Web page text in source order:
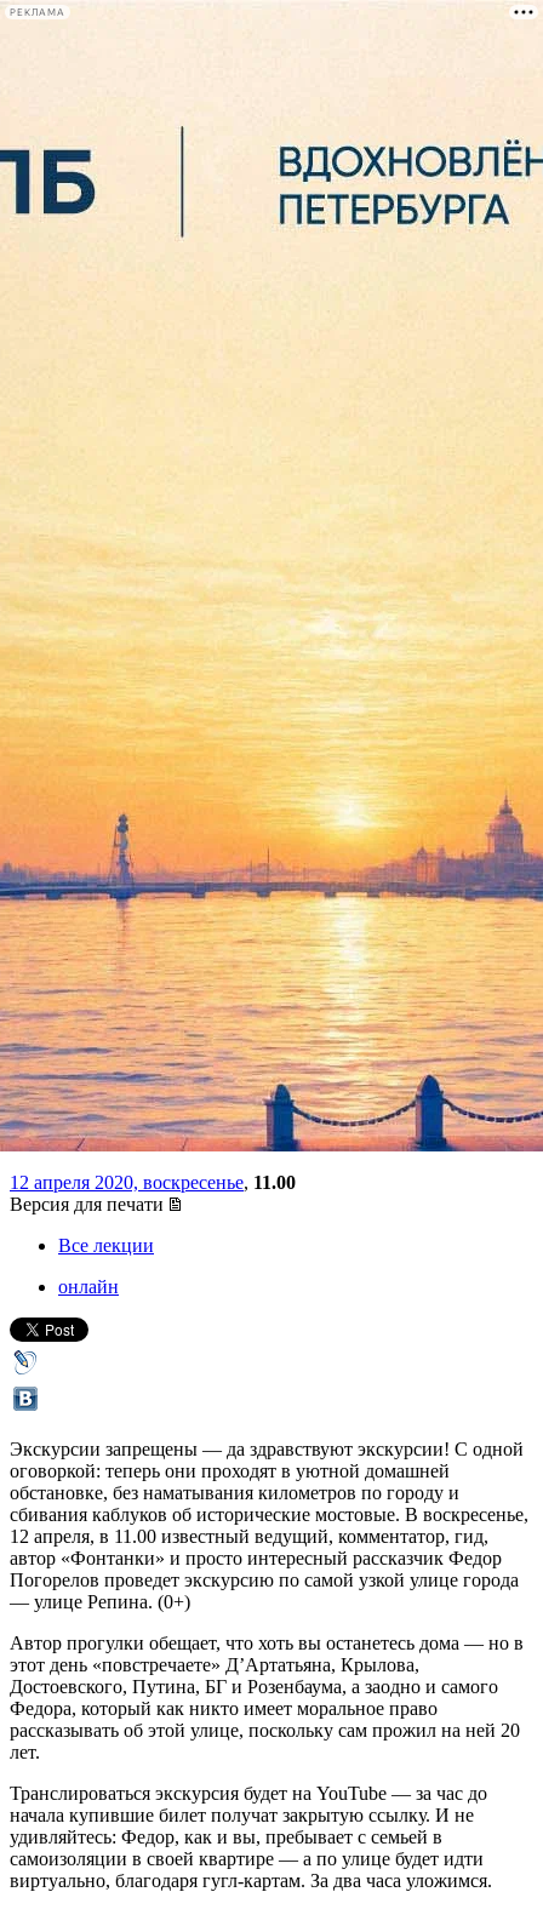
РЕКЛАМА
Сегодня:
Федор Погорелов «Тихим
ходом» проведет экскурсию
по улице Репина в домашних
тапочках
12 апреля 2020, воскресенье, 11.00
Версия для печати
Все лекции
онлайн
Экскурсии запрещены — да здравствуют экскурсии! С одной
оговоркой: теперь они проходят в уютной домашней
обстановке, без наматывания километров по городу и
сбивания каблуков об исторические мостовые. В воскресенье,
12 апреля, в 11.00 известный ведущий, комментатор, гид,
автор «Фонтанки» и просто интересный рассказчик Федор
Погорелов проведет экскурсию по самой узкой улице города
— улице Репина. (0+)
Автор прогулки обещает, что хоть вы останетесь дома — но в
этот день «повстречаете» Д’Артатьяна, Крылова,
Достоевского, Путина, БГ и Розенбаума, а заодно и самого
Федора, который как никто имеет моральное право
рассказывать об этой улице, поскольку сам прожил на ней 20
лет.
Транслироваться экскурсия будет на YouTube — за час до
начала купившие билет получат закрытую ссылку. И не
удивляйтесь: Федор, как и вы, пребывает с семьей в
самоизоляции в своей квартире — а по улице будет идти
виртуально, благодаря гугл-картам. За два часа уложимся.